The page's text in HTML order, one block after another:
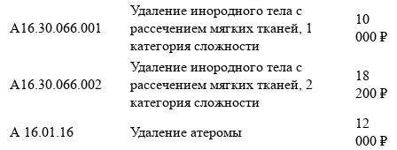
А16.30.066.001
Удаление инородного тела с
рассечением мягких тканей, 1
категория сложности
10
000 ₽
А16.30.066.002
Удаление инородного тела с
рассечением мягких тканей, 2
категория сложности
18
200 ₽
А 16.01.16 Удаление атеромы
12
000 ₽